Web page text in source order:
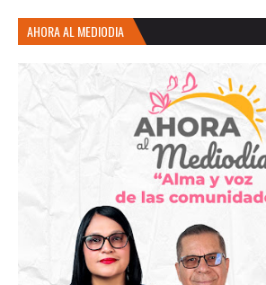
AHORA AL MEDIODIA